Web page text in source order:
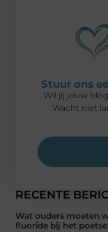
RECENTE
Wat ouders moeten
fluoride bij het
Stuur ons
Wil jij jouw
Wacht niet